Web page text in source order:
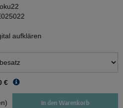
aufklären
€
In den Warenkorb